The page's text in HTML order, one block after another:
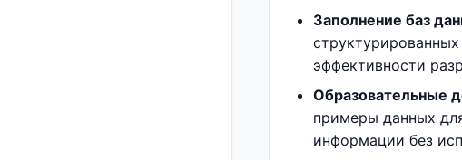
Заполнение баз
эффективности
Образовательные
примеры данных
информации без